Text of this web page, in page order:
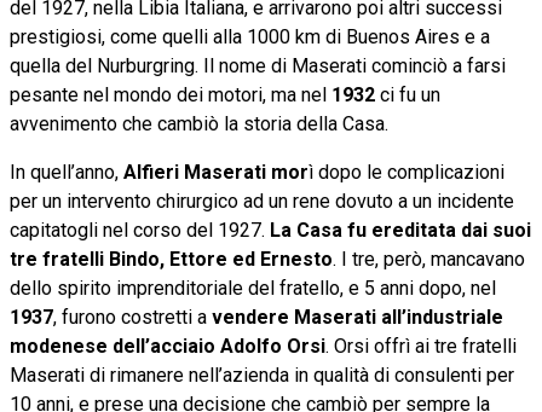
del 1927, nella Libia Italiana, e arrivarono poi altri successi
prestigiosi, come quelli alla 1000 km di Buenos Aires e a
quella del Nurburgring. Il nome di Maserati cominciò a farsi
pesante nel mondo dei motori, ma nel 1932 ci fu un
avvenimento che cambiò la storia della Casa.
In quell’anno, Alfieri Maserati morì dopo le complicazioni
per un intervento chirurgico ad un rene dovuto a un incidente
capitatogli nel corso del 1927. La Casa fu ereditata dai suoi
tre fratelli Bindo, Ettore ed Ernesto. I tre, però, mancavano
dello spirito imprenditoriale del fratello, e 5 anni dopo, nel
1937, furono costretti a vendere Maserati all’industriale
modenese dell’acciaio Adolfo Orsi. Orsi offrì ai tre fratelli
Maserati di rimanere nell’azienda in qualità di consulenti per
10 anni, e prese una decisione che cambiò per sempre la